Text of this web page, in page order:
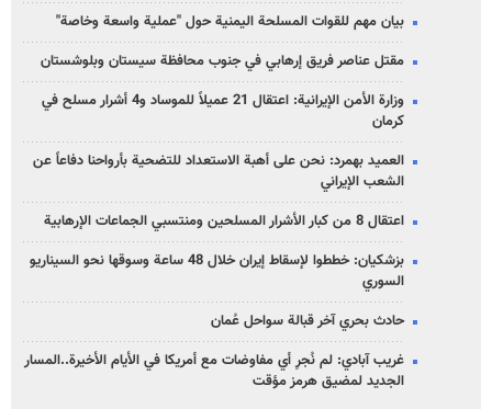
بيان مهم للقوات المسلحة اليمنية حول "عملية واسعة وخاصة"
مقتل عناصر فريق إرهابي في جنوب محافظة سيستان وبلوشستان
وزارة الأمن الإيرانية: اعتقال 21 عميلاً للموساد و4 أشرار مسلح في
كرمان
العميد بهمرد: نحن على أهبة الاستعداد للتضحية بأرواحنا دفاعاً عن
الشعب الإيراني
اعتقال 8 من كبار الأشرار المسلحين ومنتسبي الجماعات الإرهابية
بزشكيان: خططوا لإسقاط إيران خلال 48 ساعة وسوقها نحو السيناريو
السوري
حادث بحري آخر قبالة سواحل عُمان
غريب آبادي: لم نُجرِ أي مفاوضات مع أمريكا في الأيام الأخيرة..المسار
الجديد لمضيق هرمز مؤقت